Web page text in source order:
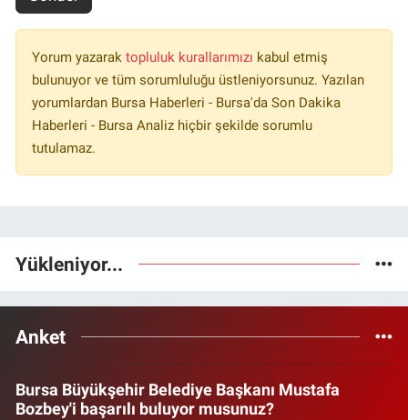
Yorum yazarak topluluk kurallarımızı kabul etmiş
bulunuyor ve tüm sorumluluğu üstleniyorsunuz. Yazılan
yorumlardan Bursa Haberleri - Bursa'da Son Dakika
Haberleri - Bursa Analiz hiçbir şekilde sorumlu
tutulamaz.
Yükleniyor...
Anket
Bursa Büyükşehir Belediye Başkanı Mustafa
Bozbey'i başarılı buluyor musunuz?